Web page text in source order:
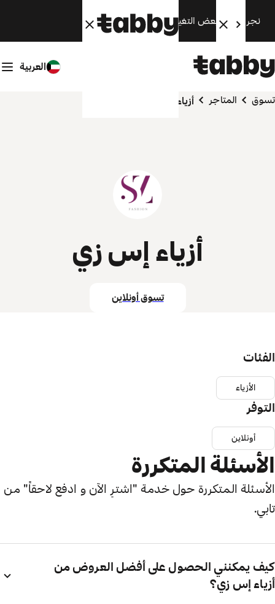
نجري الآن بعض التغييرات. سنعود قريبًا.
العربية
تسوق المتاجر أزياء إس زي
أزياء إس زي
تسوق أونلاين
الفئات
الأزياء
التوفر
أونلاين
الأسئلة المتكررة
الأسئلة المتكررة حول خدمة "اشترِ الآن و ادفع لاحقاً" من
تابي.
كيف يمكنني الحصول على أفضل العروض من
أزياء إس زي؟